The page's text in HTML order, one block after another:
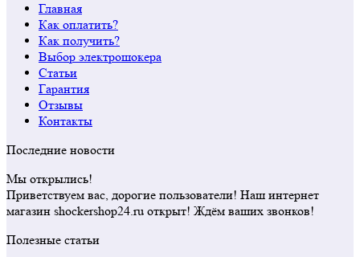
Главная
Как оплатить?
Как получить?
Выбор электрошокера
Статьи
Гарантия
Отзывы
Контакты
Последние новости
Мы открылись!
Приветствуем вас, дорогие пользователи! Наш интернет
магазин shockershop24.ru открыт! Ждём ваших звонков!
Полезные статьи